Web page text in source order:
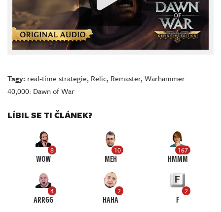
Tagy: real-time strategie, Relic, Remaster,Warhammer
40,000: Dawn of War
LÍBIL SE TI ČLÁNEK?
8
WOW
10
MEH
167
HMMM
4
ARRGG
2
HAHA
2
F